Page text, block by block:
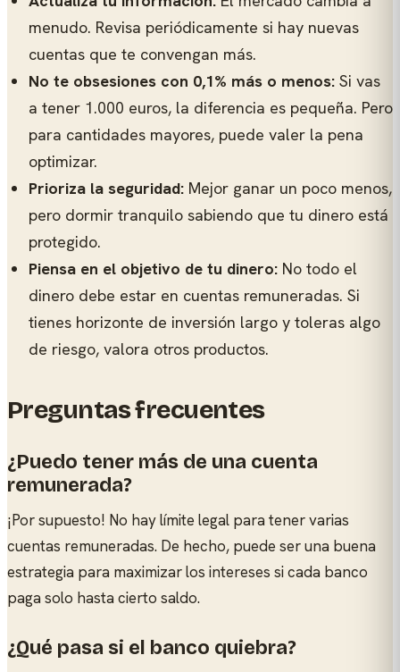
menudo. Revisa periódicamente si hay nuevas
cuentas que te convengan más.
No te obsesiones con 0,1% más o menos: Si vas
a tener 1.000 euros, la diferencia es pequeña. Pero
para cantidades mayores, puede valer la pena
optimizar.
Prioriza la seguridad: Mejor ganar un poco menos,
pero dormir tranquilo sabiendo que tu dinero está
protegido.
Piensa en el objetivo de tu dinero: No todo el
dinero debe estar en cuentas remuneradas. Si
tienes horizonte de inversión largo y toleras algo
de riesgo, valora otros productos.
Preguntas frecuentes
¿Puedo tener más de una cuenta
remunerada?
¡Por supuesto! No hay límite legal para tener varias
cuentas remuneradas. De hecho, puede ser una buena
estrategia para maximizar los intereses si cada banco
paga solo hasta cierto saldo.
¿Qué pasa si el banco quiebra?